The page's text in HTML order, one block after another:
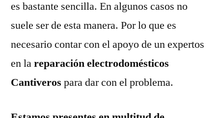
es bastante sencilla. En algunos casos no
suele ser de esta manera. Por lo que es
necesario contar con el apoyo de un expertos
en lareparación electrodomésticos
Cantiveros para dar con el problema.